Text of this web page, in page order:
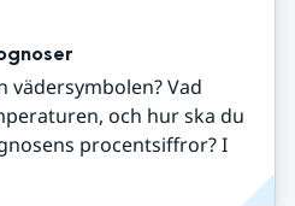
vädersymbolen? Vad
och hur ska du
procentsiffror? I